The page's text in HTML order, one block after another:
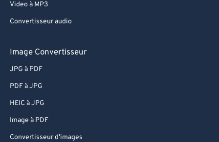
Video à MP3
Convertisseur audio
Image Convertisseur
JPG à PDF
PDF à JPG
HEIC à JPG
Image à PDF
Convertisseur d'images